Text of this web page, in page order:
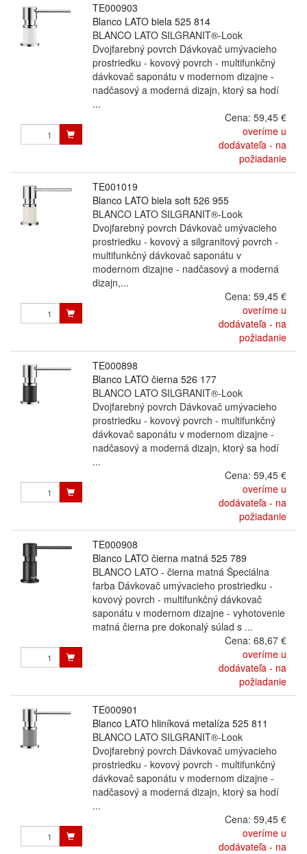
TE000903
Blanco LATO biela 525 814
BLANCO LATO SILGRANIT®-Look
Dvojfarebný povrch Dávkovač umývacieho
prostriedku - kovový povrch - multifunkčný
dávkovač saponátu v modernom dizajne -
nadčasový a moderná dizajn, ktorý sa hodí
...
Cena: 59,45 €
overíme u
dodávateľa - na
požiadanie
TE001019
Blanco LATO biela soft 526 955
BLANCO LATO SILGRANIT®-Look
Dvojfarebný povrch Dávkovač umývacieho
prostriedku - kovový a silgranitový povrch -
multifunkčný dávkovač saponátu v
modernom dizajne - nadčasový a moderná
dizajn,...
Cena: 59,45 €
overíme u
dodávateľa - na
požiadanie
TE000898
Blanco LATO čierna 526 177
BLANCO LATO SILGRANIT®-Look
Dvojfarebný povrch Dávkovač umývacieho
prostriedku - kovový povrch - multifunkčný
dávkovač saponátu v modernom dizajne -
nadčasový a moderná dizajn, ktorý sa hodí
...
Cena: 59,45 €
overíme u
dodávateľa - na
požiadanie
TE000908
Blanco LATO čierna matná 525 789
BLANCO LATO - čierna matná Špeciálna
farba Dávkovač umývacieho prostriedku -
kovový povrch - multifunkčný dávkovač
saponátu v modernom dizajne - vyhotovenie
matná čierna pre dokonalý súlad s ...
Cena: 68,67 €
overíme u
dodávateľa - na
požiadanie
TE000901
Blanco LATO hliníková metalíza 525 811
BLANCO LATO SILGRANIT®-Look
Dvojfarebný povrch Dávkovač umývacieho
prostriedku - kovový povrch - multifunkčný
dávkovač saponátu v modernom dizajne -
nadčasový a moderná dizajn, ktorý sa hodí
...
Cena: 59,45 €
overíme u
dodávateľa - na